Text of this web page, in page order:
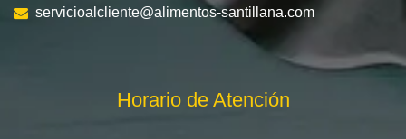
servicioalcliente@alimentos-santillana.com
Horario de Atención